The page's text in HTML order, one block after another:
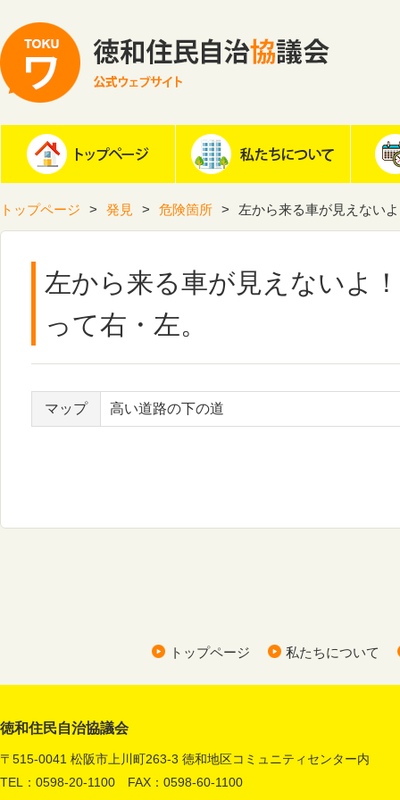
トップページ 発見 危険箇所 左から来る車が見えない
左から来る車が見えないよ
って右・左。
マップ 高い道路の下の道
トップページ 私たちについて
徳和住民自治協議会
〒515-0041 松阪市上川町263-3 徳和地区コミュニティセンター内
TEL：0598-20-1100 FAX：0598-60-1100